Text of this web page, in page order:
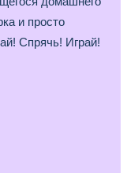
и просто
Спрячь! Играй!